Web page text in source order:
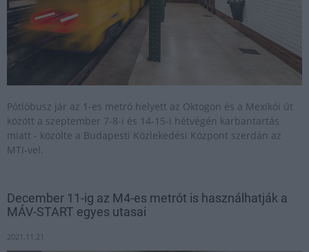
Pótlóbusz jár az 1-es metró helyett az Oktogon és a Mexikói út
között a szeptember 7-8-i és 14-15-i hétvégén karbantartás
miatt - közölte a Budapesti Közlekedési Központ szerdán az
MTI-vel.
December 11-ig az M4-es metrót is használhatják a
MÁV-START egyes utasai
2021.11.21